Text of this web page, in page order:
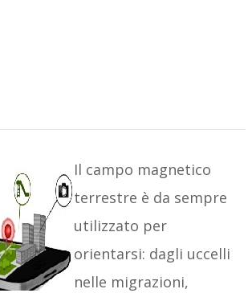
Il campo magnetico
terrestre è da sempre
utilizzato per
orientarsi: dagli uccelli
nelle migrazioni,